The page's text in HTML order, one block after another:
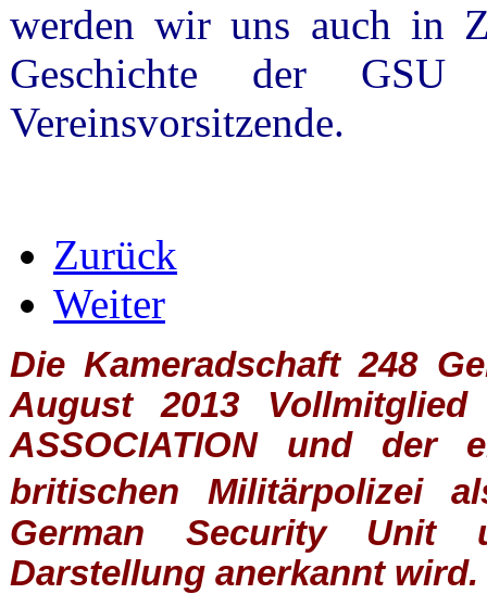
werden wir uns auch in
Geschichte der GSU
Vereinsvorsitzende.
Zurück
Weiter
Die Kameradschaft 248
August 2013
ASSOCIATIONund der
britischen
Militärpolizei
German Security Unit
Darstellung anerkannt wird.